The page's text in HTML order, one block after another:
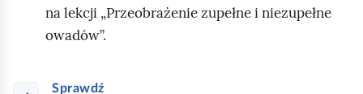
na lekcji „Przeobrażenie zupełne i niezupełne
owadów”.
Sprawdź